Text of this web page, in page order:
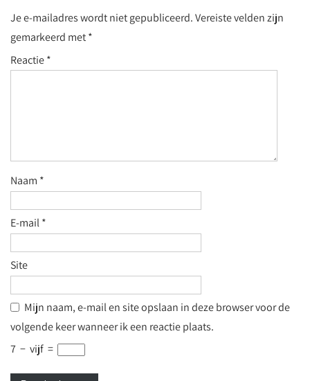
Je e-mailadres wordt niet gepubliceerd.Vereiste velden zijn
gemarkeerd met*
Reactie*
Naam *
E-mail*
Site
Mijn naam, e-mail en site opslaan in deze browser voor de
volgende keer wanneer ik een reactie plaats.
7 − vijf =